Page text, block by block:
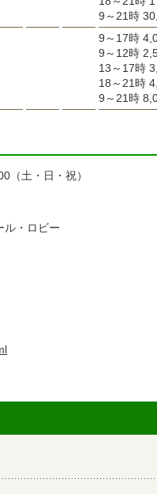
9～21時
9～17時
9～12時
13～17時
18～21時
9～21時
土・日・祝）
・ロビー